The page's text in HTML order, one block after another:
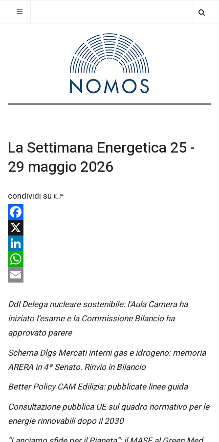
La Settimana Energetica 25 -
29 maggio 2026
Facebook
X
LinkedIn
WhatsApp
Ddl Delega nucleare sostenibile: l'Aula Camera ha
iniziato l'esame e la Commissione Bilancio ha
approvato parere
Schema Dlgs Mercati interni gas e idrogeno: memoria
ARERA in 4ª Senato. Rinvio in Bilancio
Better Policy CAM Edilizia: pubblicate linee guida
Consultazione pubblica UE sul quadro normativo per le
energie rinnovabili dopo il 2030